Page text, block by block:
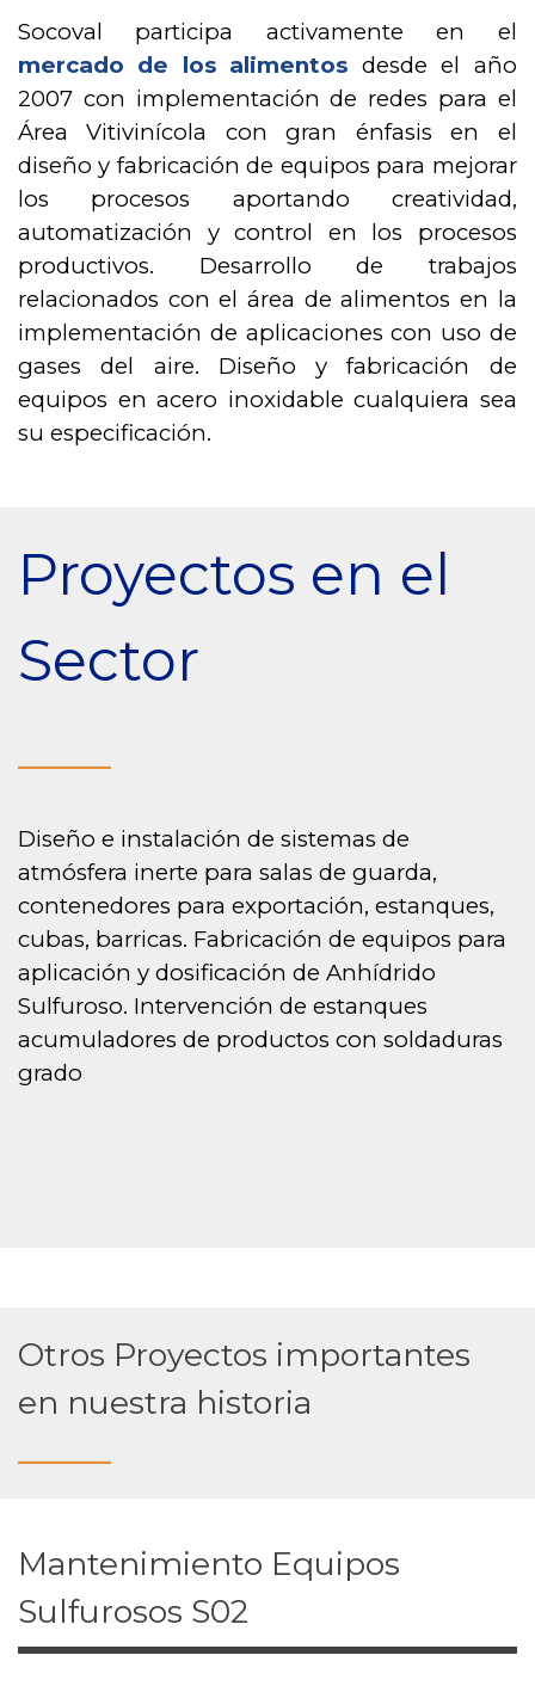
Socoval participa activamente en el
mercado de los alimentos desde el año
2007 con implementación de redes para el
Área Vitivinícola con gran énfasis en el
diseño y fabricación de equipos para mejorar
los procesos aportando creatividad,
automatización y control en los procesos
productivos. Desarrollo de trabajos
relacionados con el área de alimentos en la
implementación de aplicaciones con uso de
gases del aire. Diseño y fabricación de
equipos en acero inoxidable cualquiera sea
su especificación.
Proyectos en el
Sector
______
Diseño e instalación de sistemas de
atmósfera inerte para salas de guarda,
contenedores para exportación, estanques,
cubas, barricas. Fabricación de equipos para
aplicación y dosificación de Anhídrido
Sulfuroso. Intervención de estanques
acumuladores de productos con soldaduras
grado
Otros Proyectos importantes
en nuestra historia
______
Mantenimiento Equipos
Sulfurosos S02